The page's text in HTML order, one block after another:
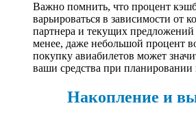
Важно помнить, что процент
варьироваться в зависимости от
партнера и текущих
менее, даже небольшой процент
покупку авиабилетов может
ваши средства при планировании
Накопление и